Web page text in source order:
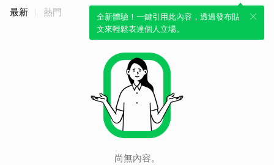
全新體驗！一鍵引用此內容，透過發布貼
文來輕鬆表達個人立場。
最新 熱門
尚無內容。